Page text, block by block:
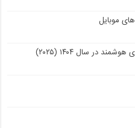
موبایل
در سال ۱۴۰۴ (۲۰۲۵)